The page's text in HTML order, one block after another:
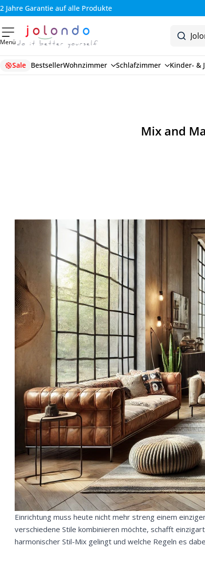
2 Jahre Garantie auf alle Produkte
Menü
Sale BestsellerWohnzimmer Schlafzimmer Kinder- &
Mix and
Einrichtung muss heute nicht mehr streng einem
verschiedene Stile kombinieren möchte, schafft
harmonischer Stil-Mix gelingt und welche Regeln es